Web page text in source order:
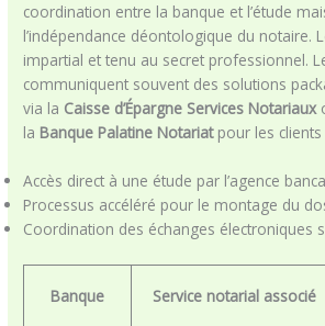
coordination entre la banque et l’étude
l’indépendance déontologique du notaire.
impartial et tenu au secret professionnel.
communiquent souvent des solutions
via la Caisse d’Épargne Services Notariaux
la Banque Palatine Notariatpour les
Accès direct à une étude par l’agence
Processus accéléré pour le montage du
Coordination des échanges électroniques
Banque Service notarial associé